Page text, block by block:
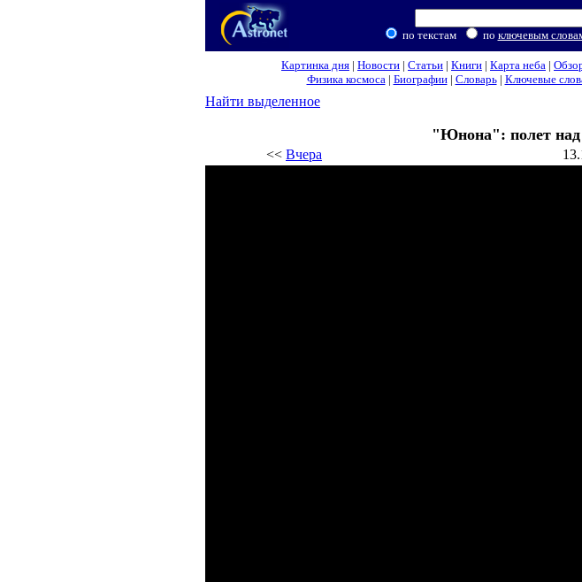
по текстам по ключевым
Картинка дня | Новости | Статьи | Книги | Карта неба |
Физика космоса| Биографии| Словарь| Ключевые
Найти выделенное
"Юнона": полет
<< Вчера